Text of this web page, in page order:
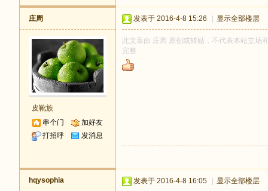
庄周
皮靴族
串个门
加好友
打招呼
发消息
发表于 2016-4-8 15:26 显示全部楼层
此文章由 庄周 原创或转贴，不代表本站立场
完整
hqysophia 发表于 2016-4-8 16:05 显示全部楼层